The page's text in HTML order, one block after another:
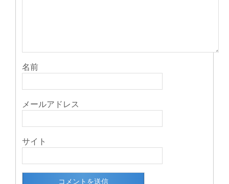
名前
メールアドレス
サイト